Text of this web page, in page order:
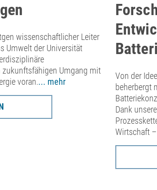
wissenschaftlicher Leiter
Umwelt der Universität
Umgang mit
voran.... mehr
Von der
beherbergt
Dank
Wirtschaft